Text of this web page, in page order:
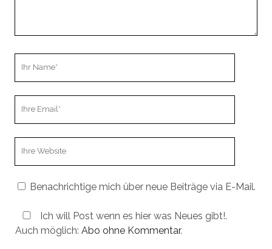
Benachrichtige mich über neue Beiträge via E-Mail.
Ich will Post wenn es hier was Neues gibt!.
Auch möglich: Abo ohne Kommentar.